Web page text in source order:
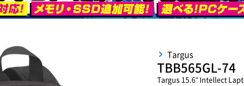
Targus
TBB565GL-74
Targus 15.6" Intellect